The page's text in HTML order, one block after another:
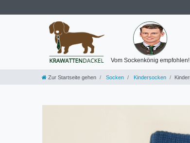
Vom Sockenkönig empfohlen!
Zur Startseite gehen Socken Kindersocken